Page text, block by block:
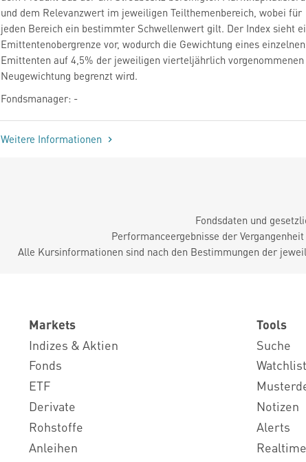
und dem Relevanzwert im jeweiligen Teilthemenbereich, wobei für
jeden Bereich ein bestimmter Schwellenwert gilt. Der Index sieht
Emittentenobergrenze vor, wodurch die Gewichtung eines einzelnen
Emittenten auf 4,5% der jeweiligen vierteljährlich vorgenommenen
Neugewichtung begrenzt wird.
Fondsmanager: -
Weitere Informationen
Fondsdaten und
Performanceergebnisse der
Alle Kursinformationen sind nach den Bestimmungen der
Markets
Indizes & Aktien
Fonds
ETF
Derivate
Rohstoffe
Anleihen
Tools
Suche
Notizen
Alerts